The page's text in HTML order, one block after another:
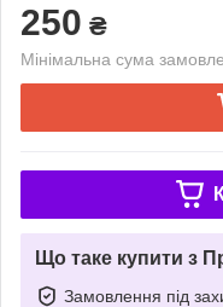
250 ₴
Мінімальна сума
Що таке купити з
Замовлення під